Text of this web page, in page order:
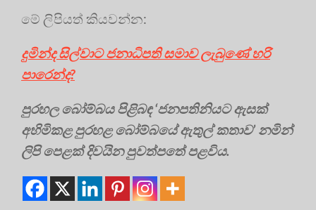
මේ ලිපියත් කියවන්න:
දුමින්ද සිල්වාට ජනාධිපති සමාව ලැබුණේ හරි
පාරෙන්ද?
පුරහල බෝම්බය පිළිබඳ ‘ජනපතිනියට ඇසක්‌
අහිමිකළ පුරහළ බෝම්බයේ ඇතුල් කතාව’ නමින්
ලිපි පෙළක් දිවයින පුවත්පතේ පළවිය.